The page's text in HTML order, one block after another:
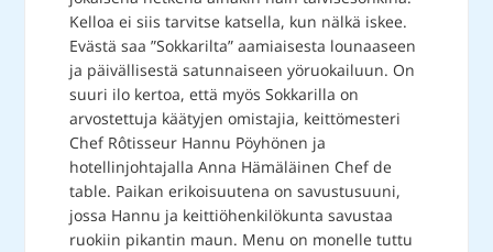
Kelloa ei siis tarvitse katsella, kun nälkä iskee.
Evästä saa ”Sokkarilta” aamiaisesta lounaaseen
ja päivällisestä satunnaiseen yöruokailuun. On
suuri ilo kertoa, että myös Sokkarilla on
arvostettuja käätyjen omistajia, keittömesteri
Chef Rôtisseur Hannu Pöyhönen ja
hotellinjohtajalla Anna Hämäläinen Chef de
table. Paikan erikoisuutena on savustusuuni,
jossa Hannu ja keittiöhenkilökunta savustaa
ruokiin pikantin maun. Menu on monelle tuttu